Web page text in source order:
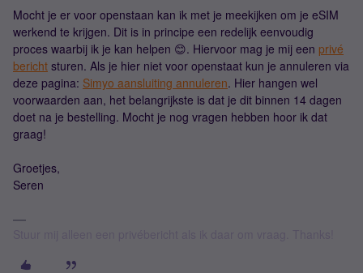
Mocht je er voor openstaan kan ik met je meekijken om je eSIM
werkend te krijgen. Dit is in principe een redelijk eenvoudig
proces waarbij ik je kan helpen 😊. Hiervoor mag je mij een privé
bericht sturen. Als je hier niet voor openstaat kun je annuleren via
deze pagina: Simyo aansluiting annuleren. Hier hangen wel
voorwaarden aan, het belangrijkste is dat je dit binnen 14 dagen
doet na je bestelling. Mocht je nog vragen hebben hoor ik dat
graag!
Groetjes,
Seren